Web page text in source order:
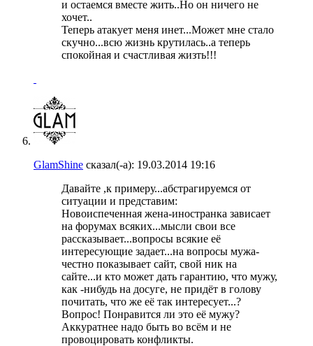
и остаемся вместе жить..Но он ничего не
хочет..
Теперь атакует меня инет...Может мне стало
скучно...всю жизнь крутилась..а теперь
спокойная и счастливая жизть!!!
GlamShine сказал(-а): 19.03.2014 19:16
Давайте ,к примеру...абстрагируемся от
ситуации и представим:
Новоиспеченная жена-иностранка зависает
на форумах всяких...мысли свои все
рассказывает...вопросы всякие её
интересующие задает...на вопросы мужа-
честно показывает сайт, свой ник на
сайте...и кто может дать гарантию, что мужу,
как -нибудь на досуге, не придёт в голову
почитать, что же её так интересует...?
Вопрос! Понравится ли это её мужу?
Аккуратнее надо быть во всём и не
провоцировать конфликты.